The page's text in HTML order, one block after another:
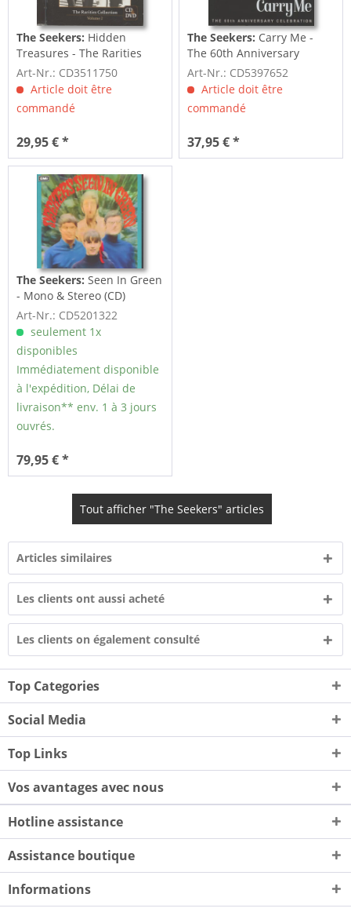
The Seekers: Hidden
Treasures - The Rarities
Collection...
Art-Nr.: CD3511750
Article doit être
commandé
29,95 € *
The Seekers: Carry Me -
The 60th Anniversary
Celebration (3-CD)
Art-Nr.: CD5397652
Article doit être
commandé
37,95 € *
The Seekers:Seen In Green
- Mono & Stereo (CD)
Art-Nr.: CD5201322
seulement 1x
disponibles
Immédiatement disponible
à l'expédition, Délai de
livraison** env. 1 à 3 jours
ouvrés.
79,95 € *
Tout afficher "The Seekers" articles
Articles similaires
Les clients ont aussi acheté
Les clients on également consulté
Top Categories
Social Media
Top Links
Vos avantages avec nous
Hotline assistance
Assistance boutique
Informations